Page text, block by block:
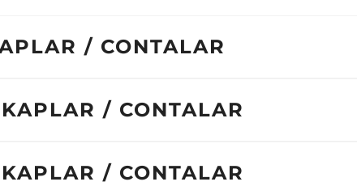
/ CONTALAR
/ CONTALAR
/ CONTALAR